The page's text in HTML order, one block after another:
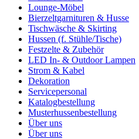
Lounge-Möbel
Bierzeltgarnituren & Husse
Tischwäsche & Skirting
Hussen (f. Stühle/Tische)
Festzelte & Zubehör
LED In- & Outdoor Lampen
Strom & Kabel
Dekoration
Servicepersonal
Katalogbestellung
Musterhussenbestellung
Über uns
Über uns